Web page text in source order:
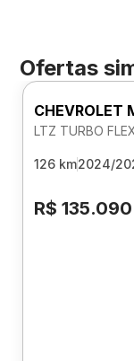
Ofertas
CHEVROLET
LTZ TURBO
126 km2024/
R$ 135.090